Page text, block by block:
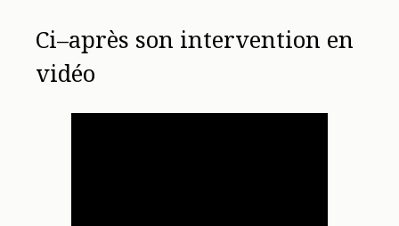
Ci–après son intervention en
vidéo